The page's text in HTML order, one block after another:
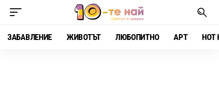
ЗАБАВЛЕНИЕ ЖИВОТЪТ ЛЮБОПИТНО АРТ HOT